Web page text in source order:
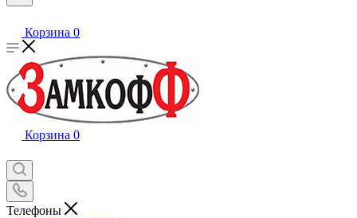
Корзина 0
Корзина 0
Телефоны